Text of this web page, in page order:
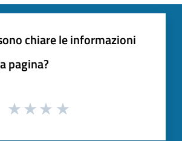
chiare le informazioni
pagina?